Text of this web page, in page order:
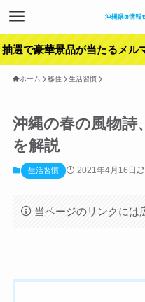
抽選で豪華景品が当たるメル
ホーム 移住 生活習慣
沖縄の春の風物詩
を解説
生活習慣 2021年4月16日
当ページのリンクには